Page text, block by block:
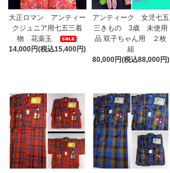
大正ロマン アンティー
クジュニア用七五三着
物 花薬玉
14,000円(税込15,400円)
アンティーク 女児七五
三きもの 3歳 未使用
品 双子ちゃん用 ２枚
組
80,000円(税込88,000円)